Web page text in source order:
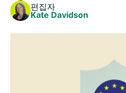
GDPR에 따라 개인 데이터로
GDPR의 7대 주요 원칙
편집자
Kate Davidson